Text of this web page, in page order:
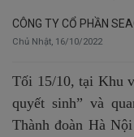
CÔNG TY CỔ PHẦN
Chủ Nhật, 16/10/2022
Tối 15/10, tại Khu
quyết sinh” và
Thành đoàn Hà